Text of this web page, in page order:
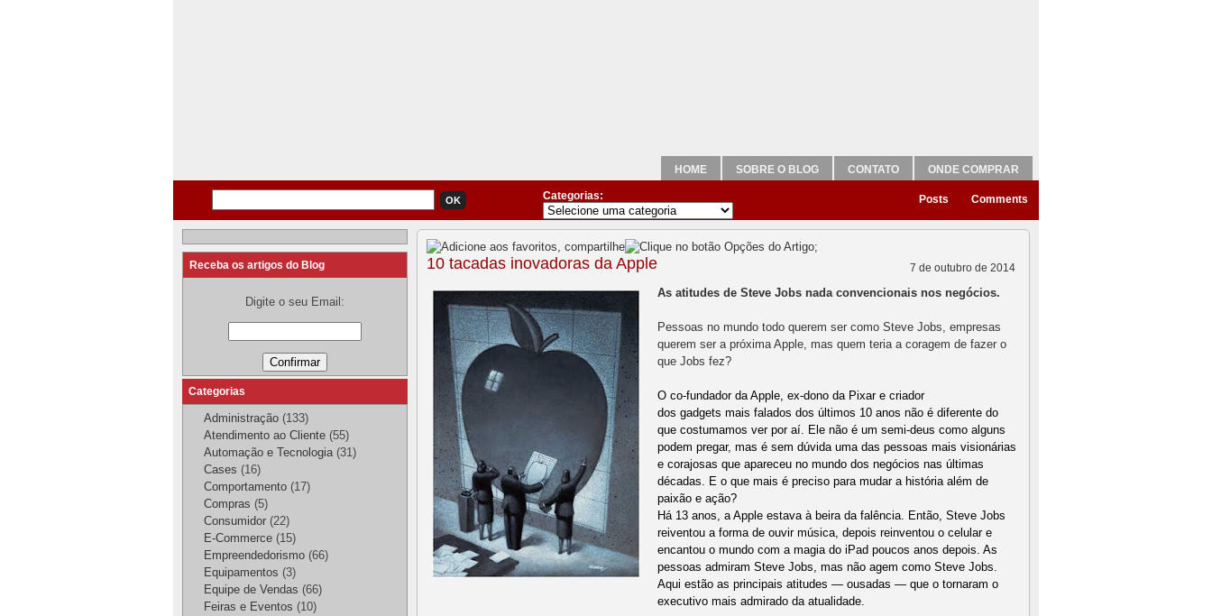
HOME SOBRE O BLOG CONTATO ONDE COMPRAR
Categorias: Posts Comments
7 de outubro de 2014
10 tacadas inovadoras da Apple
As atitudes de Steve Jobs nada convencionais nos negócios.
Pessoas no mundo todo querem ser como Steve Jobs, empresas
querem ser a próxima Apple, mas quem teria a coragem de fazer o
que Jobs fez?
O co-fundador da Apple, ex-dono da Pixar e criador
dos gadgets mais falados dos últimos 10 anos não é diferente do
que costumamos ver por aí. Ele não é um semi-deus como alguns
podem pregar, mas é sem dúvida uma das pessoas mais visionárias
e corajosas que apareceu no mundo dos negócios nas últimas
décadas. E o que mais é preciso para mudar a história além de
paixão e ação?
Há 13 anos, a Apple estava à beira da falência. Então, Steve Jobs
reiventou a forma de ouvir música, depois reinventou o celular e
encantou o mundo com a magia do iPad poucos anos depois. As
pessoas admiram Steve Jobs, mas não agem como Steve Jobs.
Aqui estão as principais atitudes — ousadas — que o tornaram o
executivo mais admirado da atualidade.
Receba os artigos do Blog
Digite o seu Email:
Categorias
Administração (133)
Atendimento ao Cliente (55)
Automação e Tecnologia (31)
Cases (16)
Comportamento (17)
Compras (5)
Consumidor (22)
E-Commerce (15)
Empreendedorismo (66)
Equipamentos (3)
Equipe de Vendas (66)
Feiras e Eventos (10)